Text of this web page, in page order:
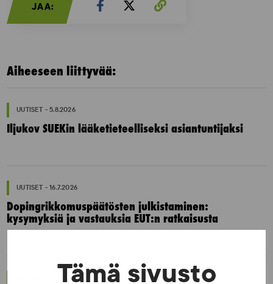
Tämä sivusto
JAA:
Aiheeseen liittyvää:
UUTISET - 5.8.2026
Iljukov SUEKin lääketieteelliseksi asiantuntijaksi
UUTISET - 16.7.2026
Dopingrikkomuspäätösten julkistaminen:
kysymyksiä ja vastauksia EUT:n ratkaisusta
UUTISET - 30.6.2026